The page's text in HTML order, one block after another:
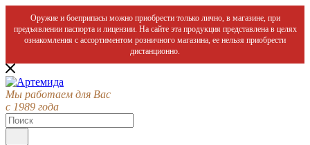
Оружие и боеприпасы можно приобрести только лично, в магазине, при
предъявлении паспорта и лицензии. На сайте эта продукция представлена в целях
ознакомления с ассортиментом розничного магазина, ее нельзя приобрести
дистанционно.
Мы работаем для Вас
с 1989 года